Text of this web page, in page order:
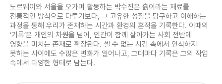
노르웨이와 서울을 오가며 활동하는 박수진은 흙이라는 재료를
전통적인 방식으로 다루기보다, 그 고유한 성질을 탐구하고 이해하는
과정을 통해 우리가 존재하는 시간과 환경의 흔적을 기록한다. 이때의
‘기록’은 개인의 차원을 넘어, 인간이 함께 살아가는 사회 전반에
영향을 미치는 존재로 확장된다. 셀 수 없는 시간 속에서 인식하지
못하는 사이에도 수많은 변화가 일어나고, 그때마다 기록은 그의 작업
속에서 다양한 형태로 남는다.